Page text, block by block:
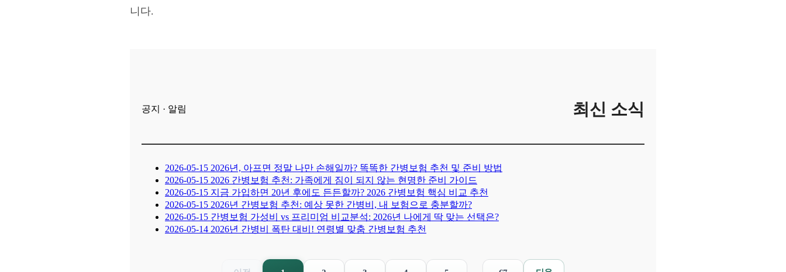
니다.
공지 · 알림 최신 소식
2026-05-15 2026년, 아프면 정말 나만 손해일까? 똑똑한 간병보험 추천 및 준비 방법
2026-05-15 2026 간병보험 추천: 가족에게 짐이 되지 않는 현명한 준비 가이드
2026-05-15 지금 가입하면 20년 후에도 든든할까? 2026 간병보험 핵심 비교 추천
2026-05-15 2026년 간병보험 추천: 예상 못한 간병비, 내 보험으로 충분할까?
2026-05-15 간병보험 가성비 vs 프리미엄 비교분석: 2026년 나에게 딱 맞는 선택은?
2026-05-14 2026년 간병비 폭탄 대비! 연령별 맞춤 간병보험 추천